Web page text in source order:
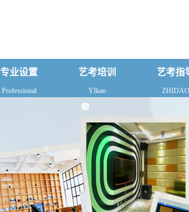
专业设置
Professional
艺考培训
YIkao
艺考指
ZHIDAO